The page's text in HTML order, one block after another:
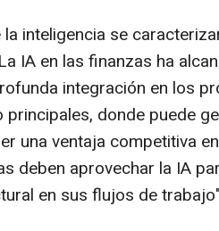
la inteligencia se
IA en las finanzas ha
integración en los
donde puede
una ventaja competitiva
deben aprovechar la IA
en sus flujos de